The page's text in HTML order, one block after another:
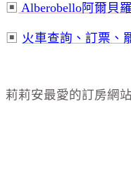
▣ Alberobello阿爾貝
▣ 火車查詢、訂票、
莉莉安最愛的訂房網